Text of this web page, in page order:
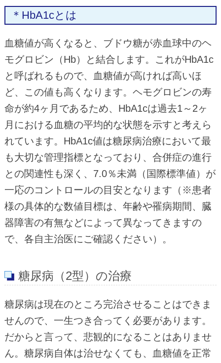
＊HbA1cとは
血糖値が高くなると、ブドウ糖が赤血球中のヘ
モグロビン（Hb）と結合します。これがHbA1c
と呼ばれるもので、血糖値が高ければ高いほ
ど、この値も高くなります。ヘモグロビンの寿
命が約4ヶ月であるため、HbA1cは過去1～2ヶ
月における血糖の平均的な状態を示すと考えら
れています。HbA1c値は糖尿病治療において最
も大切な管理指標となっており、合併症の進行
との関連性も深く、7.0％未満（国際標準値）が
一応のコントロールの目安となります（※患者
様の具体的な数値目標は、年齢や罹病期間、臓
器障害の有無などによって異なってきますの
で、各自主治医にご確認ください）。
糖尿病（2型）の治療
糖尿病は現在のところ完治させることはできま
せんので、一生つき合ってく必要があります。
だからと言って、悲観的になることはありませ
ん。糖尿病自体は治せなくても、血糖値を正常